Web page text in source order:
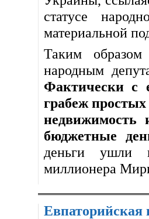
статусе
материальной
Таким
народным
Фактически с
грабеж
недвижимость
бюджетные
деньги ушли
миллионера
Евпаторийская